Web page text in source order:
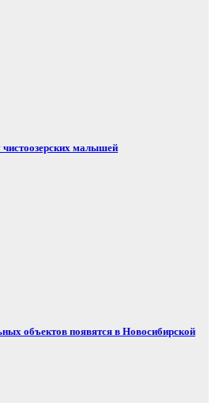
малышей
объектов появятся в Новосибирской